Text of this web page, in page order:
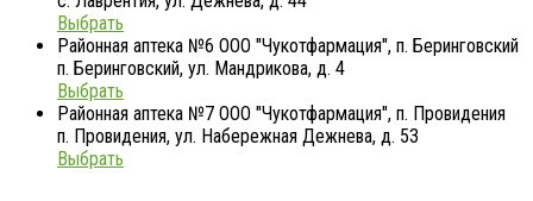
Выбрать
Районная аптека №6 ООО "Чукотфармация", п. Беринговский
п. Беринговский, ул. Мандрикова, д. 4
Выбрать
Районная аптека №7 ООО "Чукотфармация", п. Провидения
п. Провидения, ул. Набережная Дежнева, д. 53
Выбрать